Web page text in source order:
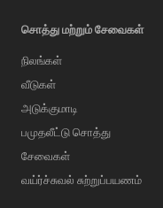
சொத்து மற்றும் சேவைகள்
நிலங்கள்
வீடுகள்
அடுக்குமாடி
பமுதலீட்டு சொத்து
சேவைகள்
வய்ர்ச்சுவல் சுற்றுப்பயணம்